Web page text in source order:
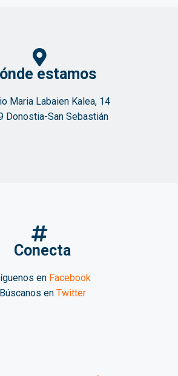
estamos
Maria Labaien Kalea, 14
Donostia-San Sebastián
Conecta
en Facebook
Búscanos en Twitter